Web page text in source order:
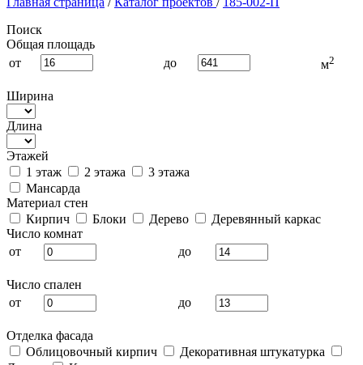
Поиск
Общая площадь
от
до м2
Ширина
Длина
Этажей
1 этаж
2 этажа
3 этажа
Мансарда
Материал стен
Кирпич
Блоки Дерево
Деревянный каркас
Число комнат
от
до
Число спален
от
до
Отделка фасада
Облицовочный кирпич
Декоративная штукатурка